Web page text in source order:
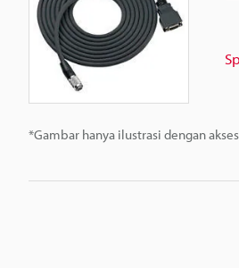
*Gambar hanya ilustrasi dengan